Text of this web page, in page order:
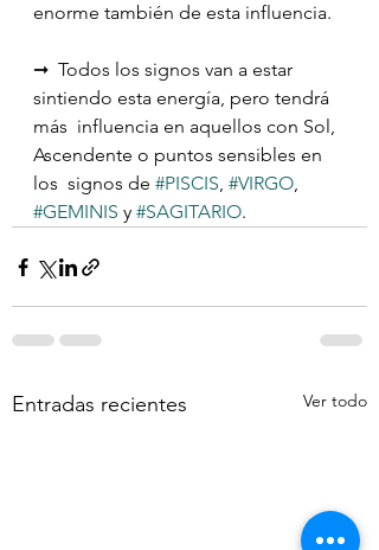
enorme también de esta influencia.
➞  Todos los signos van a estar
sintiendo esta energía, pero tendrá
más  influencia en aquellos con Sol,
Ascendente o puntos sensibles en
los  signos de #PISCIS, #VIRGO,
#GEMINIS y #SAGITARIO. ⠀⠀
Entradas recientes Ver todo